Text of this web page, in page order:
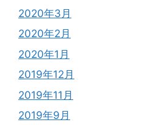
2020年3月
2020年2月
2020年1月
2019年12月
2019年11月
2019年9月